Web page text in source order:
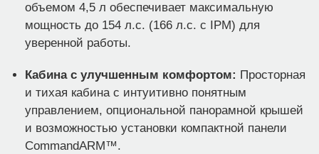
объемом 4,5 л обеспечивает максимальную
мощность до 154 л.с. (166 л.с. с IPM) для
уверенной работы.
Кабина с улучшенным комфортом: Просторная
и тихая кабина с интуитивно понятным
управлением, опциональной панорамной крышей
и возможностью установки компактной панели
CommandARM™.